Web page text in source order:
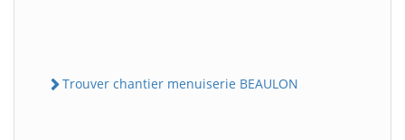
Trouver chantier menuiserie BEAULON